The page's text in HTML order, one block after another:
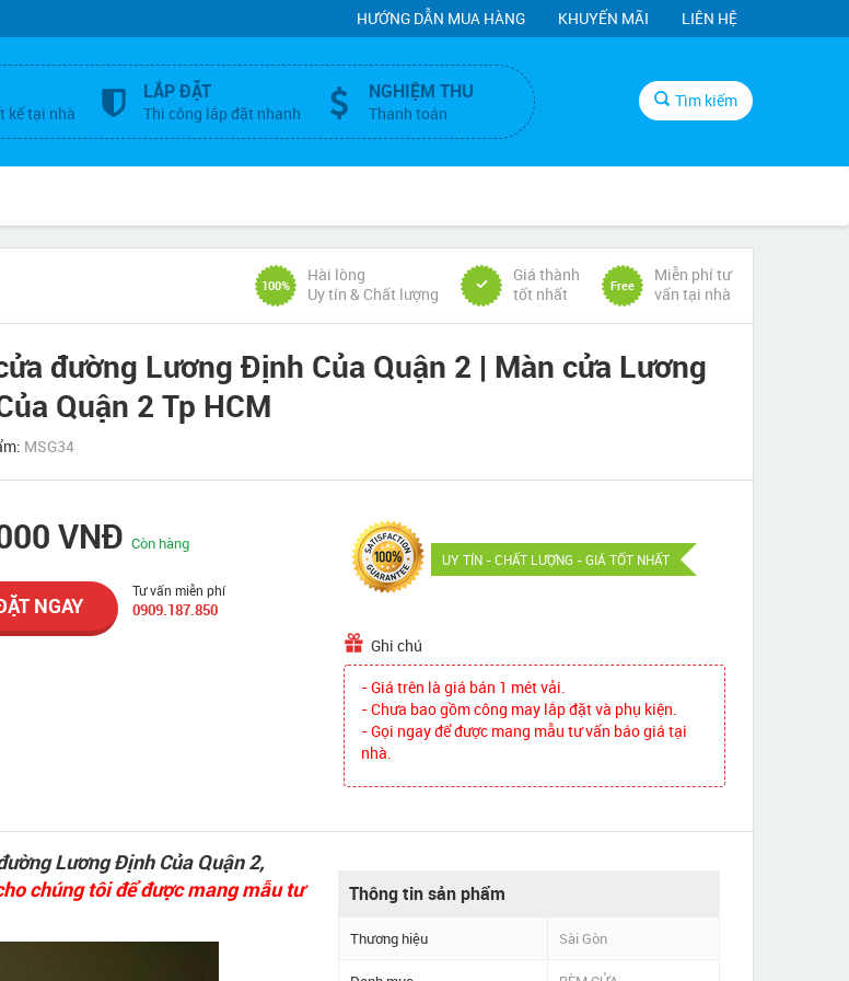
HƯỚNG DẪN MUA HÀNG KHUYẾN MÃI LIÊN HỆ
kế tại nhà
LẮP ĐẶT
Thi công lắp đặt nhanh
NGHIỆM THU
Thanh toán
Tìm kiếm
100%
Hài lòng
Uy tín & Chất lượng
Giá thành
tốt nhất
Free
Miễn phí tư
vấn tại nhà
đường Lương Định Của Quận 2 | Màn cửa Lương
Quận 2 Tp HCM
MSG34
VNĐCòn hàng
NGAY
Tư vấn miễn phí
0909.187.850
UY TÍN - CHẤT LƯỢNG - GIÁ TỐT NHẤT
Ghi chú
- Giá trên là giá bán 1 mét vải.
- Chưa bao gồm công may lắp đặt và phụ kiện.
- Gọi ngay để được mang mẫu tư vấn báo giá tại
nhà.
Lương Định Của Quận 2,
chúng tôi để được mang mẫu tư
Thông tin sản phẩm
Thương hiệu Sài Gòn